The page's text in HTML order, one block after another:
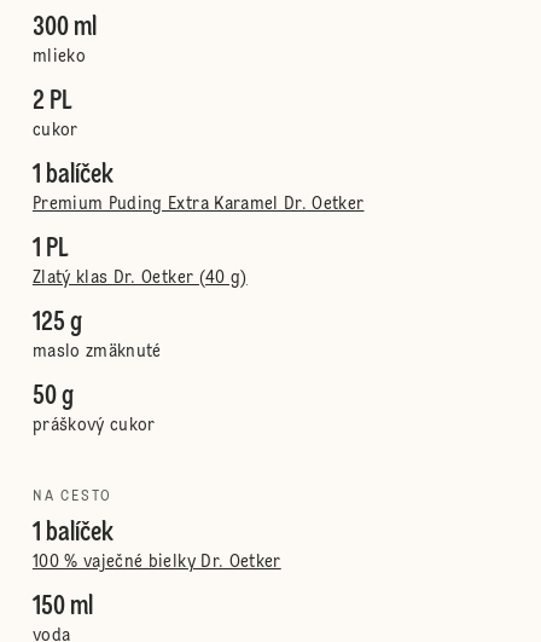
300 ml
mlieko
2 PL
cukor
1 balíček
Premium Puding Extra Karamel Dr. Oetker
1 PL
Zlatý klas Dr. Oetker (40 g)
125 g
maslo zmäknuté
50 g
práškový cukor
NA CESTO
1 balíček
100 % vaječné bielky Dr. Oetker
150 ml
voda